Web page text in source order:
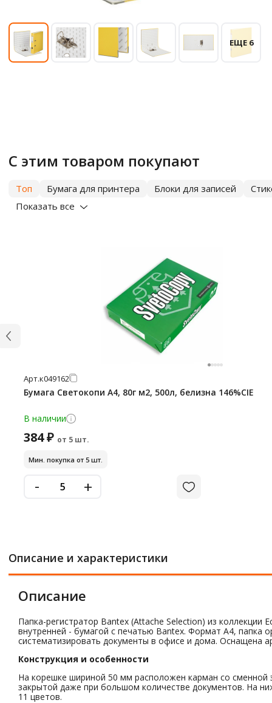
ЕЩЕ 6
С этим товаром покупают
Топ Бумага для принтера Блоки для записей
Показать все
Арт.к049162
Бумага Светокопи А4, 80г м2, 500л, белизна 146%CIE
В наличии
384 ₽ от 5 шт.
Мин. покупка от 5 шт.
- +
Описание и характеристики
Описание
Папка-регистратор Bantex (Attache Selection) из
внутренней - бумагой с печатью Bantex. Формат А4, папка
систематизировать документы в офисе и дома. Оснащена
Конструкция и особенности
На корешке шириной 50 мм расположен карман со сменной
закрытой даже при большом количестве документов. На
11 цветов.